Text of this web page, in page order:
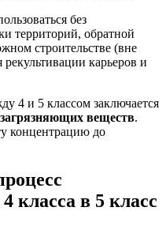
без
территорий, обратной
строительстве (вне
карьеров и
4 и 5 классом заключается
веществ.
концентрацию до
класса в 5 класс